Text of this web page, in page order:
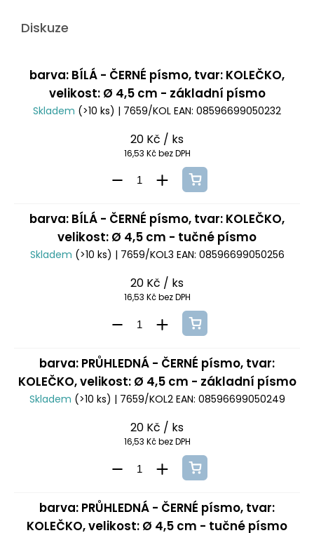
Diskuze
barva: BÍLÁ - ČERNÉ písmo, tvar: KOLEČKO,
velikost: Ø 4,5 cm - základní písmo
Skladem (>10 ks) | 7659/KOL EAN: 08596699050232
20 Kč / ks
16,53 Kč bez DPH
barva: BÍLÁ - ČERNÉ písmo, tvar: KOLEČKO,
velikost: Ø 4,5 cm - tučné písmo
Skladem (>10 ks) | 7659/KOL3 EAN: 08596699050256
20 Kč / ks
16,53 Kč bez DPH
barva: PRŮHLEDNÁ - ČERNÉ písmo, tvar:
KOLEČKO, velikost: Ø 4,5 cm - základní písmo
Skladem (>10 ks) | 7659/KOL2 EAN: 08596699050249
20 Kč / ks
16,53 Kč bez DPH
barva: PRŮHLEDNÁ - ČERNÉ písmo, tvar:
KOLEČKO, velikost: Ø 4,5 cm - tučné písmo